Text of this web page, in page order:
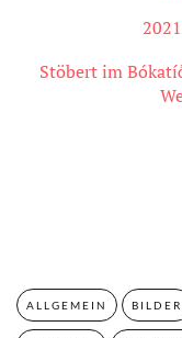
Stöbert im
ALLGEMEIN BILDER